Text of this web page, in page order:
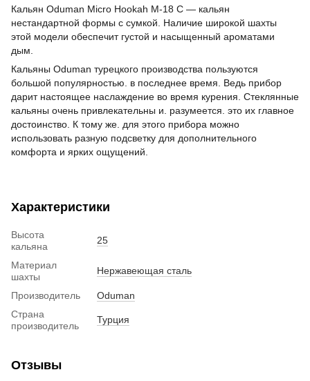
Кальян Oduman Micro Hookah M-18 C — кальян
нестандартной формы с сумкой. Наличие широкой шахты
этой модели обеспечит густой и насыщенный ароматами
дым.
Кальяны Oduman турецкого производства пользуются
большой популярностью. в последнее время. Ведь прибор
дарит настоящее наслаждение во время курения. Стеклянные
кальяны очень привлекательны и. разумеется. это их главное
достоинство. К тому же. для этого прибора можно
использовать разную подсветку для дополнительного
комфорта и ярких ощущений.
Характеристики
Высота
кальяна
25
Материал
шахты
Нержавеющая сталь
Производитель
Oduman
Страна
производитель
Турция
Отзывы